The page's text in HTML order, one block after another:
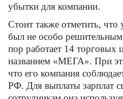
убытки для компании.
Стоит также отметить, что
был не особо
пор работает 14 торговых
названием «МЕГА». При
что его компания
РФ. Для выплаты зарплат